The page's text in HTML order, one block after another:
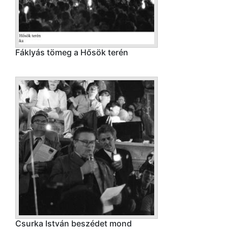
Fáklyás tömeg a Hősök terén
Csurka István beszédet mond